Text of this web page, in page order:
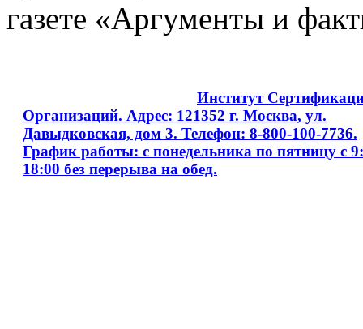
газете «Аргументы и
Институт
Организаций. Адрес: 121352 г. Москва, ул.
Давыдковская, дом 3. Телефон: 8-800-100-7736.
График работы: с понедельника по пятницу с
18:00 без перерыва на обед.